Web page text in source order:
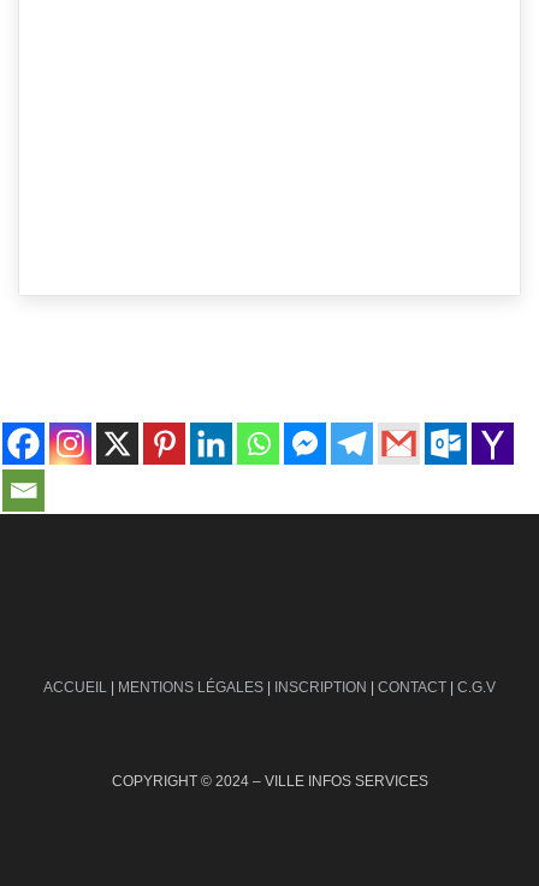
ACCUEIL | MENTIONS LÉGALES | INSCRIPTION | CONTACT | C.G.V
COPYRIGHT © 2024 – VILLE INFOS SERVICES